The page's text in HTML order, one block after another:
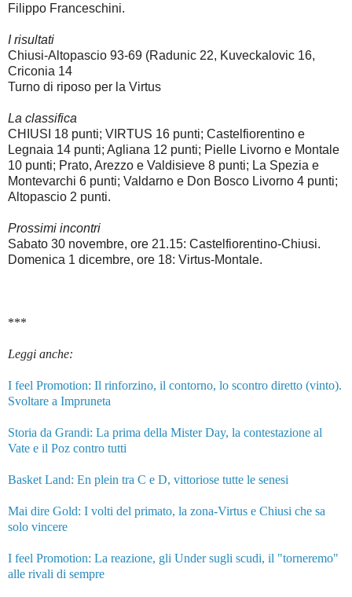
Filippo Franceschini.
I risultati
Chiusi-Altopascio 93-69 (Radunic 22, Kuveckalovic 16,
Criconia 14
Turno di riposo per la Virtus
La classifica
CHIUSI 18 punti; VIRTUS 16 punti; Castelfiorentino e
Legnaia 14 punti; Agliana 12 punti; Pielle Livorno e Montale
10 punti; Prato, Arezzo e Valdisieve 8 punti; La Spezia e
Montevarchi 6 punti; Valdarno e Don Bosco Livorno 4 punti;
Altopascio 2 punti.
Prossimi incontri
Sabato 30 novembre, ore 21.15: Castelfiorentino-Chiusi.
Domenica 1 dicembre, ore 18: Virtus-Montale.
***
Leggi anche:
I feel Promotion: Il rinforzino, il contorno, lo scontro diretto (vinto).
Svoltare a Impruneta
Storia da Grandi: La prima della Mister Day, la contestazione al
Vate e il Poz contro tutti
Basket Land: En plein tra C e D, vittoriose tutte le senesi
Mai dire Gold: I volti del primato, la zona-Virtus e Chiusi che sa
solo vincere
I feel Promotion: La reazione, gli Under sugli scudi, il "torneremo"
alle rivali di sempre